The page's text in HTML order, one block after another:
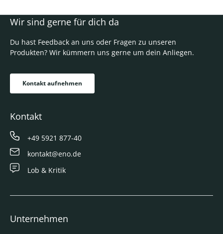
Wir sind gerne für dich da
Du hast Feedback an uns oder Fragen zu unseren
Produkten? Wir kümmern uns gerne um dein Anliegen.
Kontakt aufnehmen
Kontakt
+49 5921 877-40
kontakt@eno.de
Lob & Kritik
Unternehmen